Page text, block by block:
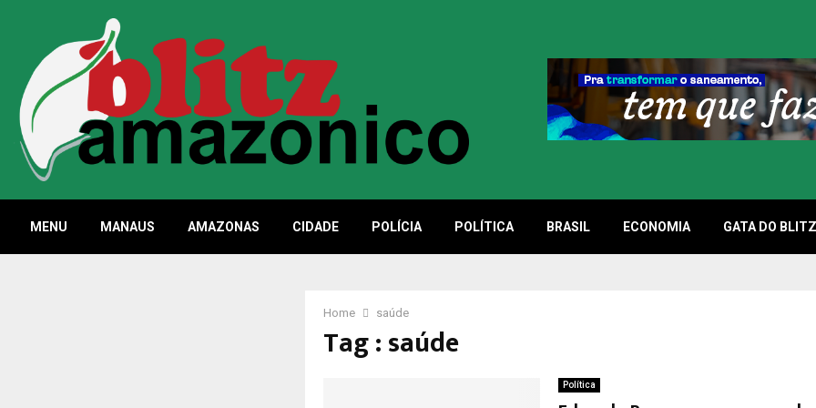
MENU MANAUS AMAZONAS CIDADE POLÍCIA POLÍTICA BRASIL ECONOMIA GATA DO BLITZ
Home saúde
Tag : saúde
Política